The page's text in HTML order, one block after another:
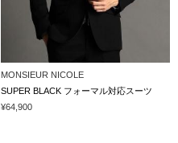
MONSIEUR NICOLE
SUPER BLACK フォーマル対応スーツ
¥64,900